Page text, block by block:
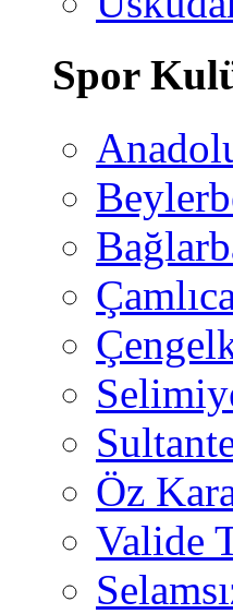
Spor
Öz
Valide